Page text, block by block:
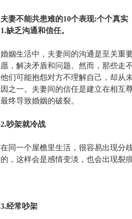
夫妻不能共患难的10个表现:个个真实
1.缺乏沟通和信任。
婚姻生活中，夫妻间的沟通是至关重
愿，解决矛盾和问题。然而，那些走
他们可能抱怨对方不理解自己，却从
因之一。夫妻间的信任是建立在相互
最终导致婚姻的破裂。
2.吵架就冷战
在同一个屋檐里生活，很容易出现分
的，这样会是感情变淡，也会出现裂
3.经常吵架